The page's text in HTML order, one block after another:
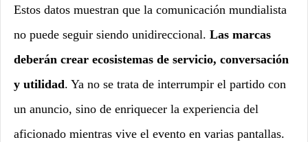
Estos datos muestran que la comunicación mundialista
no puede seguir siendo unidireccional. Las marcas
deberán crear ecosistemas de servicio, conversación
y utilidad. Ya no se trata de interrumpir el partido con
un anuncio, sino de enriquecer la experiencia del
aficionado mientras vive el evento en varias pantallas.